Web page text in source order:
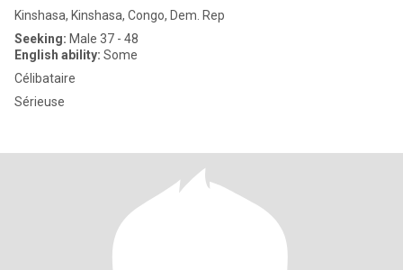
Kinshasa, Kinshasa, Congo, Dem. Rep
Seeking: Male 37 - 48
English ability: Some
Célibataire
Sérieuse